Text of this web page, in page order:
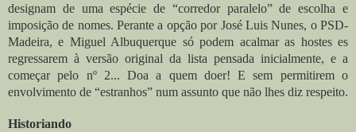
designam de uma espécie de “corredor paralelo” de escolha e
imposição de nomes. Perante a opção por José Luis Nunes, o PSD-
Madeira, e Miguel Albuquerque só podem acalmar as hostes es
regressarem à versão original da lista pensada inicialmente, e a
começar pelo nº 2... Doa a quem doer! E sem permitirem o
envolvimento de “estranhos” num assunto que não lhes diz respeito.
Historiando